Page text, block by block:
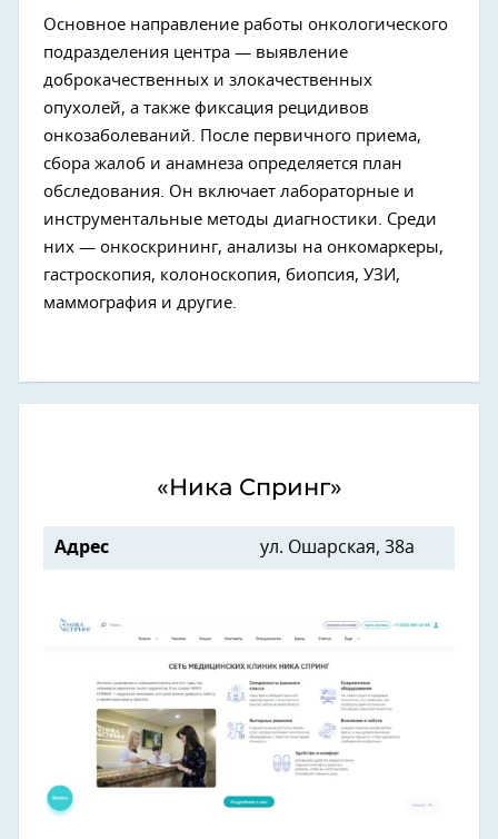
Основное направление работы онкологического
подразделения центра — выявление
доброкачественных и злокачественных
опухолей, а также фиксация рецидивов
онкозаболеваний. После первичного приема,
сбора жалоб и анамнеза определяется план
обследования. Он включает лабораторные и
инструментальные методы диагностики. Среди
них — онкоскрининг, анализы на онкомаркеры,
гастроскопия, колоноскопия, биопсия, УЗИ,
маммография и другие.
«Ника Спринг»
Адрес ул. Ошарская, 38а